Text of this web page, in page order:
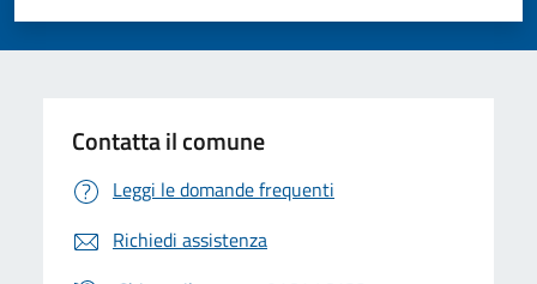
Valuta 5 stelle su 5
Valuta 4 stelle su 5
Valuta 3 stelle su 5
Valuta 2 stelle su 5
Valuta 1 stelle su 5
Contatta il comune
Leggi le domande frequenti
Richiedi assistenza